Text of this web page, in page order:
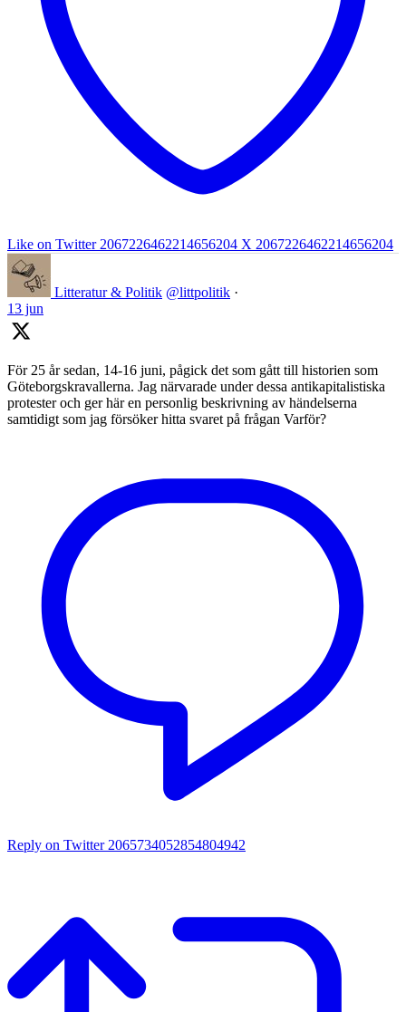
Like on Twitter 2067226462214656204 X 2067226462214656204
Litteratur & Politik @littpolitik ·
13 jun
För 25 år sedan, 14-16 juni, pågick det som gått till historien som
Göteborgskravallerna. Jag närvarade under dessa antikapitalistiska
protester och ger här en personlig beskrivning av händelserna
samtidigt som jag försöker hitta svaret på frågan Varför?
Reply on Twitter 2065734052854804942